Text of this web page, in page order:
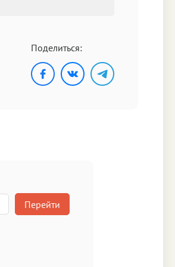
Поделиться:
Перейти